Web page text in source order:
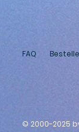
FAQ
© 2000-2025